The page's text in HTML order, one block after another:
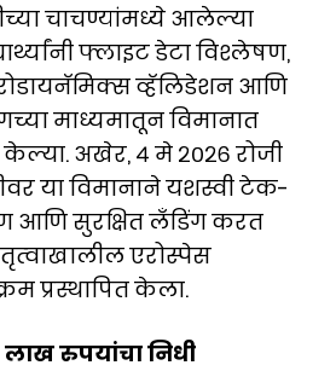
चाचण्यांमध्ये आलेल्या
फ्लाइट डेटा विश्लेषण,
व्हॅलिडेशन आणि
माध्यमातून विमानात
अखेर, ४ मे २०२६ रोजी
या विमानाने यशस्वी टेक-
आणि सुरक्षित लँडिंग करत
एरोस्पेस
प्रस्थापित केला.
लाख रुपयांचा निधी